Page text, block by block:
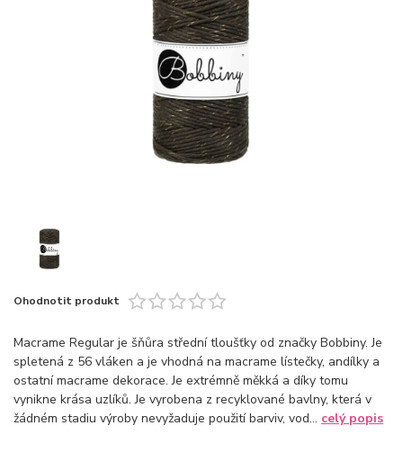
Ohodnotit produkt
Macrame Regular je šňůra střední tloušťky od značky Bobbiny. Je
spletená z 56 vláken a je vhodná na macrame lístečky, andílky a
ostatní macrame dekorace. Je extrémně měkká a díky tomu
vynikne krása uzlíků. Je vyrobena z recyklované bavlny, která v
žádném stadiu výroby nevyžaduje použití barviv, vod... celý popis